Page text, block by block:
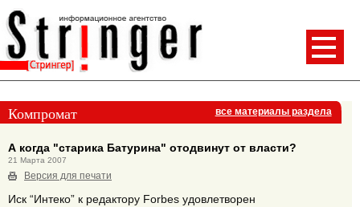
Компромат все материалы раздела
А когда "старика Батурина" отодвинут от власти?
21 Марта 2007
Версия для печати
Иск “Интеко” к редактору Forbes удовлетворен